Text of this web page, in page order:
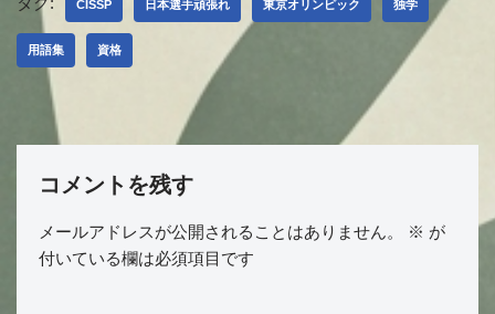
CISSP 日本選手頑張れ 東京オリンピック 独学
用語集 資格
コメントを残す
メールアドレスが公開されることはありません。 ※ が
付いている欄は必須項目です